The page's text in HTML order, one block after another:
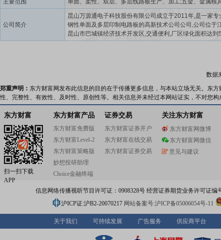
主要范围
公司简介
昆山万源通电子科技股份有限公司成立于2011年,是一家专
钢性单面及多层印制电路板的高新技术公司公司,公司位于
昆山市巴城镇经济技术开发区,交通便利,厂区绿化面积达到
上,环境优美。公司全体同仁在“用户至上、质量第一”的经
ISO14001:2004环境管理体系认证,产品质量通过美国UL
证。公司拥有多名印制板制造专业资深工程师。
数据
郑重声明： 东方财富网发布此信息的目的在于传播更多信息，与本站立场无关。东
性、完整性、有效性、及时性、原创性等。相关信息并未经过本网站证实，不对您
东方财富
扫一扫下载
APP
东方财富产品
东方财富免费版
东方财富Level-2
东方财富策略版
妙想投研助理
Choice金融终端
证券交易
东方财富证券开户
东方财富在线交易
东方财富证券交易
关注东方财富
东方财富网微博
东方财富网微信
意见与建议
信息网络传播视听节目许可证：0908328号 经营证券期货业务许可证编
沪ICP证:沪B2-20070217 网站备案号:沪ICP备05006054号-11
关于我们 可持续发展 广告服务 供应商平台